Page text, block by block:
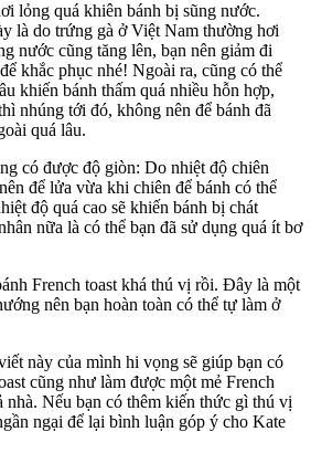
lỏng quá khiên bánh bị sũng nước.
là do trứng gà ở Việt Nam thường hơi
nước cũng tăng lên, bạn nên giảm đi
khắc phục nhé! Ngoài ra, cũng có thể
khiến bánh thấm quá nhiều hỗn hợp,
nhúng tới đó, không nên để bánh đã
quá lâu.
có được độ giòn: Do nhiệt độ chiên
để lửa vừa khi chiên để bánh có thể
độ quá cao sẽ khiến bánh bị chát
nữa là có thể bạn đã sử dụng quá ít bơ
French toast khá thú vị rồi. Đây là một
nên bạn hoàn toàn có thể tự làm ở
này của mình hi vọng sẽ giúp bạn có
cũng như làm được một mẻ French
nhà. Nếu bạn có thêm kiến thức gì thú vị
ngại để lại bình luận góp ý cho Kate